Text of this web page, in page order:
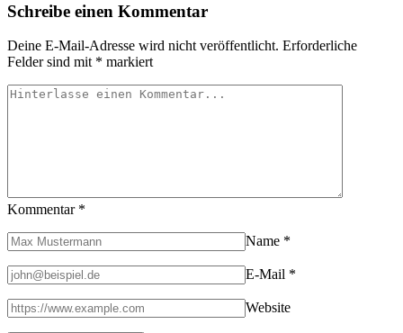
Schreibe einen Kommentar
Deine E-Mail-Adresse wird nicht veröffentlicht. Erforderliche
Felder sind mit * markiert
Kommentar *
Name *
E-Mail *
Website